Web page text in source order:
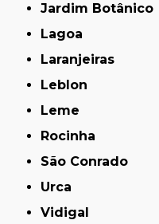
Jardim Botânico
Lagoa
Laranjeiras
Leblon
Leme
Rocinha
São Conrado
Urca
Vidigal